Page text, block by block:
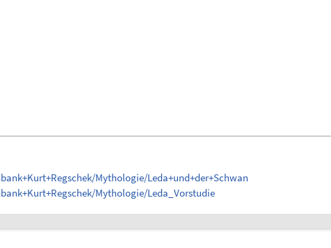
Mythologie/Leda+und+der+Schwan
Mythologie/Leda_Vorstudie